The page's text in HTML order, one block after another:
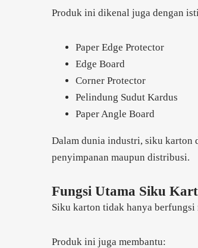
Produk ini dikenal juga dengan
Paper Edge Protector
Edge Board
Corner Protector
Pelindung Sudut Kardus
Paper Angle Board
Dalam dunia industri, siku karton
penyimpanan maupun distribusi.
Fungsi Utama Siku
Siku karton tidak hanya
Produk ini juga membantu: